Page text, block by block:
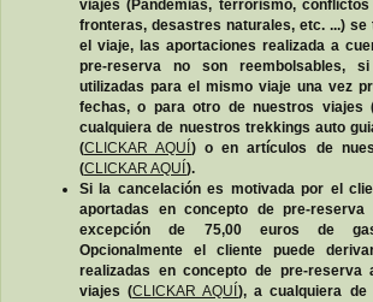
viajes (Pandemias, terrorismo,
fronteras, desastres naturales, etc. ...) se
el viaje, las aportaciones realizada a
pre-reserva no son reembolsables,
utilizadas para el mismo viaje una vez
fechas, o para otro de nuestros viajes
cualquiera de nuestros trekkings auto
(CLICKAR AQUÍ ) o en artículos de
(CLICKAR AQUÍ ).
Si la cancelación es motivada por el
aportadas en concepto de pre-
excepción de 75,00 euros de
Opcionalmente el cliente puede
realizadas en concepto de pre-reserva
viajes (CLICKAR AQUÍ ), a cualquiera de